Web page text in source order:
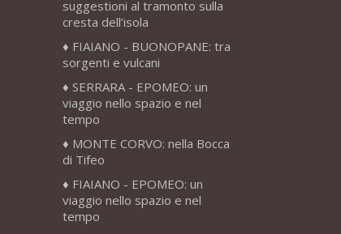
suggestioni al tramonto sulla
cresta dell’isola
FIAIANO - BUONOPANE: tra
sorgenti e vulcani
SERRARA - EPOMEO: un
viaggio nello spazio e nel
tempo
MONTE CORVO: nella Bocca
di Tifeo
FIAIANO - EPOMEO: un
viaggio nello spazio e nel
tempo